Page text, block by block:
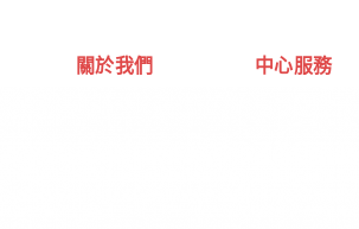
關於我們 中心服務